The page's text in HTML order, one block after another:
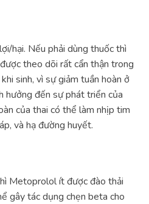
hại. Nếu phải dùng thuốc thì
theo dõi rất cẩn thận trong
sinh, vì sự giảm tuần hoàn ở
hưởng đến sự phát triển của
của thai có thể làm nhịp tim
và hạ đường huyết.
Metoprolol ít được đào thải
gây tác dụng chẹn beta cho